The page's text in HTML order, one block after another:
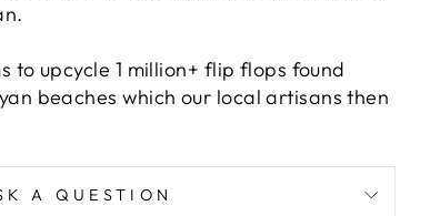
to upcycle 1 million+ flip flops found
beaches which our local artisans then
A QUESTION